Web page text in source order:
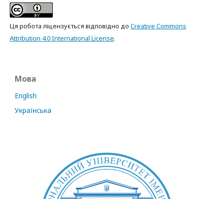
Ця робота ліцензується відповідно до Creative Commons
Attribution 4.0 International License.
Мова
English
Українська